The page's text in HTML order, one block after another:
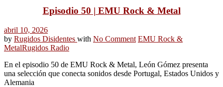
Episodio 50 | EMU Rock & Metal
abril 10, 2026
by Rugidos Disidentes with No Comment EMU Rock &
MetalRugidos Radio
En el episodio 50 de EMU Rock & Metal, León Gómez presenta
una selección que conecta sonidos desde Portugal, Estados Unidos y
Alemania